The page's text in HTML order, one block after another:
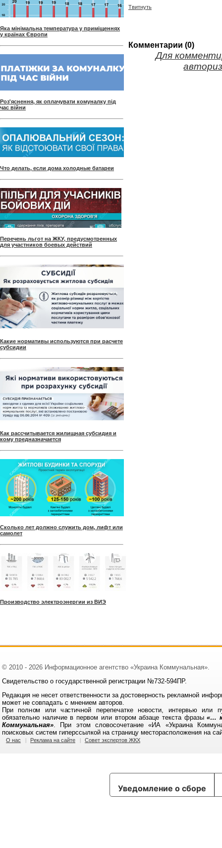
Яка мінімальна температура у приміщеннях
у країнах Європи
Роз'яснення, як оплачувати комуналку під
час війни
Что делать, если дома холодные батареи
Перечень льгот на ЖКУ, предусмотренных
для участников боевых действий
Какие нормативы используются при расчете
субсидии
Как рассчитывается жилищная субсидия и
кому предназначается
Сколько лет должно служить дом, лифт или
самолет
Производство электроэнергии из ВИЭ
Твитнуть
Комментарии (0)
Для
© 2010 - 2026 Информационное агентство «Украина Коммунальная».
Свидетельство о государственной регистрации №732-594ПР.
Редакция не несет ответственности за достоверность рекламной
может не совпадать с мнением авторов.
При полном или частичной перепечатке новости, интервью или
обязательно наличие в первом или втором абзаце текста фразы «…
Коммунальная». При этом словосочетание «ИА «Украина
поисковых систем гиперссылкой на страницу месторасположения на
О нас Реклама на сайте Совет экспертов ЖКХ
Уведомление о сборе